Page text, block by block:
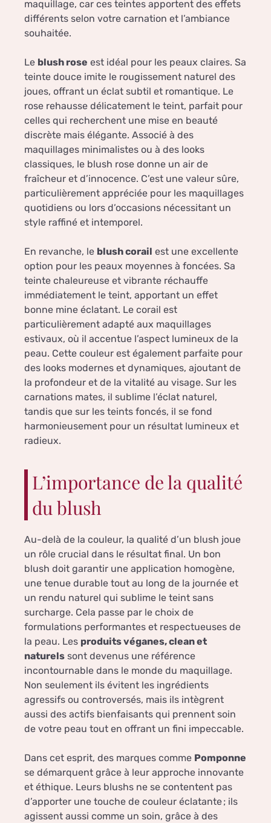
maquillage, car ces teintes apportent des effets
différents selon votre carnation et l’ambiance
souhaitée.
Le blush rose est idéal pour les peaux claires. Sa
teinte douce imite le rougissement naturel des
joues, offrant un éclat subtil et romantique. Le
rose rehausse délicatement le teint, parfait pour
celles qui recherchent une mise en beauté
discrète mais élégante. Associé à des
maquillages minimalistes ou à des looks
classiques, le blush rose donne un air de
fraîcheur et d’innocence. C’est une valeur sûre,
particulièrement appréciée pour les maquillages
quotidiens ou lors d’occasions nécessitant un
style raffiné et intemporel.
En revanche, le blush corail est une excellente
option pour les peaux moyennes à foncées. Sa
teinte chaleureuse et vibrante réchauffe
immédiatement le teint, apportant un effet
bonne mine éclatant. Le corail est
particulièrement adapté aux maquillages
estivaux, où il accentue l’aspect lumineux de la
peau. Cette couleur est également parfaite pour
des looks modernes et dynamiques, ajoutant de
la profondeur et de la vitalité au visage. Sur les
carnations mates, il sublime l’éclat naturel,
tandis que sur les teints foncés, il se fond
harmonieusement pour un résultat lumineux et
radieux.
L’importance de la qualité
du blush
Au-delà de la couleur, la qualité d’un blush joue
un rôle crucial dans le résultat final. Un bon
blush doit garantir une application homogène,
une tenue durable tout au long de la journée et
un rendu naturel qui sublime le teint sans
surcharge. Cela passe par le choix de
formulations performantes et respectueuses de
la peau. Les produits véganes, clean et
naturels sont devenus une référence
incontournable dans le monde du maquillage.
Non seulement ils évitent les ingrédients
agressifs ou controversés, mais ils intègrent
aussi des actifs bienfaisants qui prennent soin
de votre peau tout en offrant un fini impeccable.
Dans cet esprit, des marques comme Pomponne
se démarquent grâce à leur approche innovante
et éthique. Leurs blushs ne se contentent pas
d’apporter une touche de couleur éclatante ; ils
agissent aussi comme un soin, grâce à des